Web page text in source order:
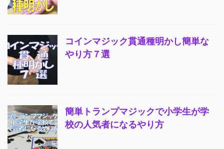
コインマジック貫通種明かし簡単な
やり方７選
簡単トランプマジックで小学生が学
校の人気者になるやり方